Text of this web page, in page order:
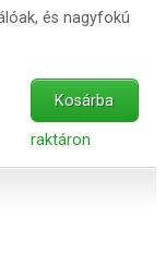
és nagyfokú
Kosárba
raktáron